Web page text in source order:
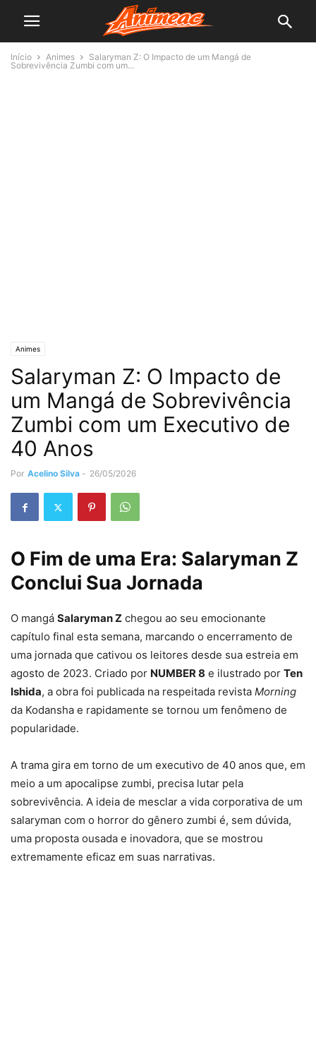
Início Animes
Salaryman Z: O Impacto de um Mangá de
Sobrevivência Zumbi com um...
Animes
Salaryman Z: O Impacto de
um Mangá de Sobrevivência
Zumbi com um Executivo de
40 Anos
Por Acelino Silva - 26/05/2026
O Fim de uma Era: Salaryman Z
Conclui Sua Jornada
O mangá Salaryman Z chegou ao seu emocionante
capítulo final esta semana, marcando o encerramento de
uma jornada que cativou os leitores desde sua estreia em
agosto de 2023. Criado por NUMBER 8 e ilustrado por Ten
Ishida, a obra foi publicada na respeitada revista Morning
da Kodansha e rapidamente se tornou um fenômeno de
popularidade.
A trama gira em torno de um executivo de 40 anos que, em
meio a um apocalipse zumbi, precisa lutar pela
sobrevivência. A ideia de mesclar a vida corporativa de um
salaryman com o horror do gênero zumbi é, sem dúvida,
uma proposta ousada e inovadora, que se mostrou
extremamente eficaz em suas narrativas.